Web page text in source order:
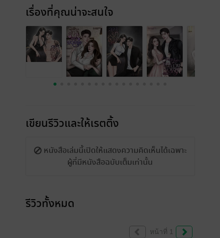
เรื่องที่คุณน่าจะสนใจ
เขียนรีวิวและให้เรตติ้ง
หนังสือเล่มนี้เปิดให้แสดงความคิดเห็นได้เฉพาะ
ผู้ที่มีหนังสือฉบับเต็มเท่านั้น
รีวิวทั้งหมด
หน้าที่ 1